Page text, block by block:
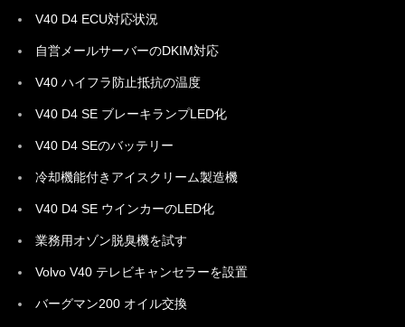
V40 D4 ECU対応状況
自営メールサーバーのDKIM対応
V40 ハイフラ防止抵抗の温度
V40 D4 SE ブレーキランプLED化
V40 D4 SEのバッテリー
冷却機能付きアイスクリーム製造機
V40 D4 SE ウインカーのLED化
業務用オゾン脱臭機を試す
Volvo V40 テレビキャンセラーを設置
バーグマン200 オイル交換